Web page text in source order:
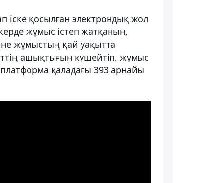
іске қосылған электрондық жол
жұмыс істеп жатқанын,
жұмыстың қай уақытта
ашықтығын күшейтіп, жұмыс
қаладағы 393 арнайы